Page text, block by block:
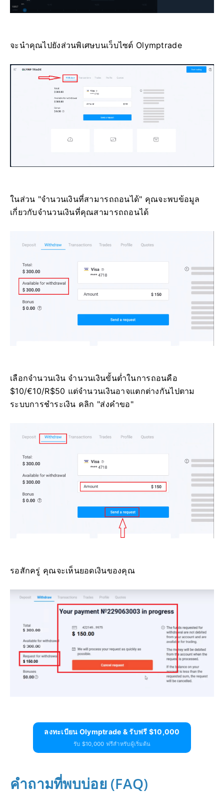
จะนำคุณไปยังส่วนพิเศษบนเว็บไซต์ Olymptrade
ในส่วน "จำนวนเงินที่สามารถถอนได้" คุณจะพบข้อมูล
เกี่ยวกับจำนวนเงินที่คุณสามารถถอนได้
เลือกจำนวนเงิน จำนวนเงินขั้นต่ำในการถอนคือ
$10/€10/R$50 แต่จำนวนเงินอาจแตกต่างกันไปตาม
ระบบการชำระเงิน คลิก "ส่งคำขอ"
รอสักครู่ คุณจะเห็นยอดเงินของคุณ
ลงทะเบียน Olymptrade & รับฟรี $10,000
รับ $10,000 ฟรีสำหรับผู้เริ่มต้น
คำถามที่พบบ่อย (FAQ)